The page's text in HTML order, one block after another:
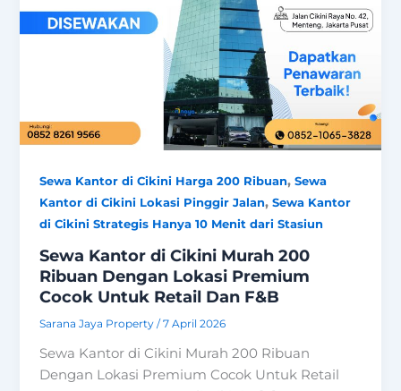
Sewa Kantor di Cikini Harga 200 Ribuan,Sewa
Kantor di Cikini Lokasi Pinggir Jalan,Sewa Kantor
di Cikini Strategis Hanya 10 Menit dari Stasiun
Sewa Kantor di Cikini Murah 200
Ribuan Dengan Lokasi Premium
Cocok Untuk Retail Dan F&B
Sarana Jaya Property/7 April 2026
Sewa Kantor di Cikini Murah 200 Ribuan
Dengan Lokasi Premium Cocok Untuk Retail